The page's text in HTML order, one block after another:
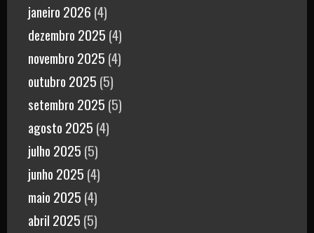
janeiro 2026 (4)
dezembro 2025 (4)
novembro 2025 (4)
outubro 2025 (5)
setembro 2025 (5)
agosto 2025 (4)
julho 2025 (5)
junho 2025 (4)
maio 2025 (4)
abril 2025 (5)